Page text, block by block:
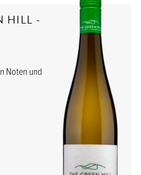
HILL -
Noten und